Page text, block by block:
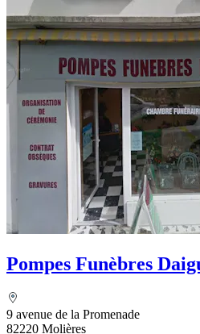
Pompes Funèbres
9 avenue de la Promenade
82220 Molières